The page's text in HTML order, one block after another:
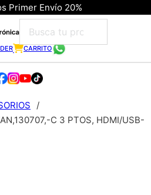
Primer Envío 20%
CARRITO
/
C 3 PTOS, HDMI/USB-